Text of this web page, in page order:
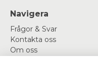
Navigera
Frågor & Svar
Kontakta oss
Om oss